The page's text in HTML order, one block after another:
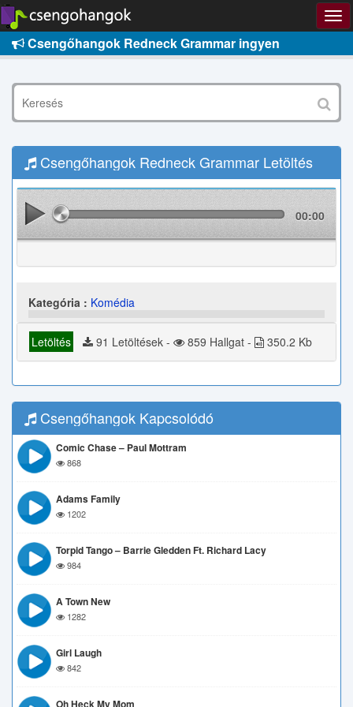
Csengőhangok Redneck Grammar ingyen
Csengőhangok Redneck Grammar Letöltés
00:00
Kategória : Komédia
Letöltés 91 Letöltések - 859 Hallgat - 350.2 Kb
Csengőhangok Kapcsolódó
Comic Chase – Paul Mottram
868
Adams Family
1202
Torpid Tango – Barrie Gledden Ft. Richard Lacy
984
A Town New
1282
Girl Laugh
842
Oh Heck My Mom